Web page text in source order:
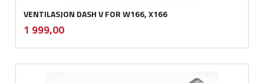
VENTILASJON DASH V FOR W166, X166
Pris
1 999,00mva.